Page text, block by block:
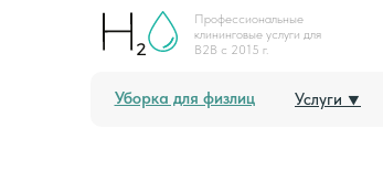
Профессиональные
клининговые услуги для
B2B с 2015 г.
Услуги ⯆
Уборка для физлиц